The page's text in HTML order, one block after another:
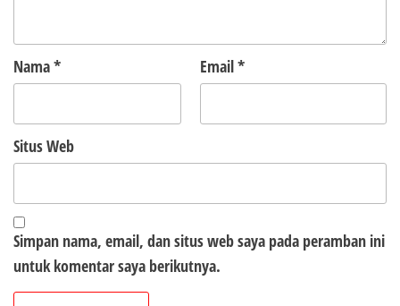
Nama* Email*
Situs Web
Simpan nama, email, dan situs web saya pada peramban ini
untuk komentar saya berikutnya.